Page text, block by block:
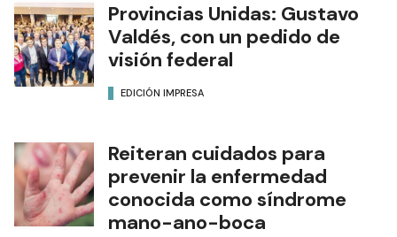
Provincias Unidas: Gustavo
Valdés, con un pedido de
visión federal
EDICIÓN IMPRESA
Reiteran cuidados para
prevenir la enfermedad
conocida como síndrome
mano-ano-boca